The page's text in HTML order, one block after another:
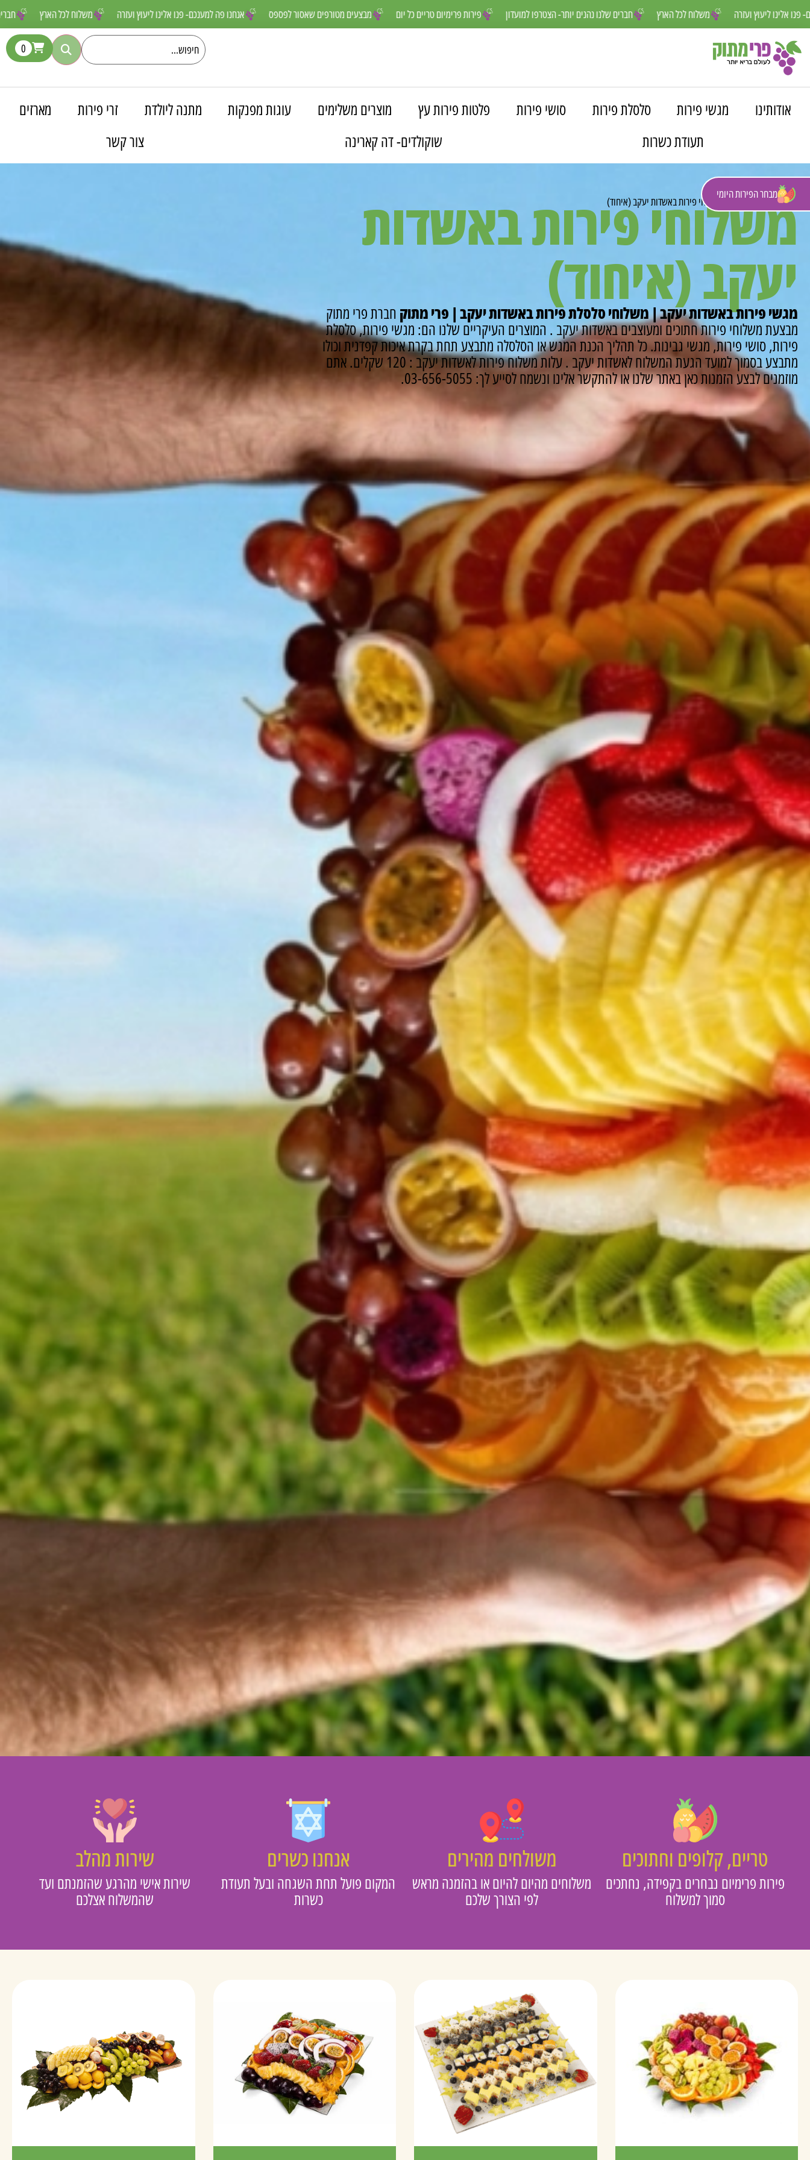
משלוח לכל אנחנו פה למענכם- פנו אלינו ליעוץ ועזרה מבצעים מטורפים שאסור לפספס פירות פרימיום טריים כל יום חברים שלנו נהנים יותר- הצטרפו למועדון משלוח לכל הארץ פה למענכם- פנו אלינו ליעוץ ועזרה
מבחר הפירות היומי
0
אודותינו מגשי פירות סלסלת פירות סושי פירות פלטות פירות עץ מוצרים משלימים עוגות מפנקות מתנה ליולדת זרי פירות
מארזים
תעודת כשרות
שוקולדים- דה קארינה צור קשר
פרי מתוק» משלוחים»משלוחי פירות באשדות יעקב (איחוד)
משלוחי פירות באשדות
יעקב (איחוד)
מגשי פירות באשדות יעקב | משלוחי סלסלת פירות באשדות יעקב | פרי מתוק חברת פרי מתוק
מבצעת משלוחי פירות חתוכים ומעוצבים באשדות יעקב . המוצרים העיקריים שלנו הם: מגשי פירות, סלסלת
פירות, סושי פירות, מגשי גבינות.כל תהליך הכנת המגש או הסלסלה מתבצע תחת בקרת איכות קפדנית וכולו
מתבצע בסמוך למועד הגעת המשלוח לאשדות יעקב .עלות משלוח פירות לאשדות יעקב : 120 שקלים. אתם
מוזמנים לבצע הזמנות כאן באתר שלנו או להתקשר אלינו ונשמח לסייע לך: 03-656-5055.
טריים, קלופים וחתוכים
פירות פרימיום נבחרים בקפידה, נחתכים
סמוך למשלוח
משולחים מהירים
משלוחים מהיום להיום או בהזמנה מראש
לפי הצורך שלכם
אנחנו כשרים
המקום פועל תחת השגחה ובעל תעודת
כשרות
שירות מהלב
שירות אישי מהרגע שהזמנתם ועד
שהמשלוח אצלכם